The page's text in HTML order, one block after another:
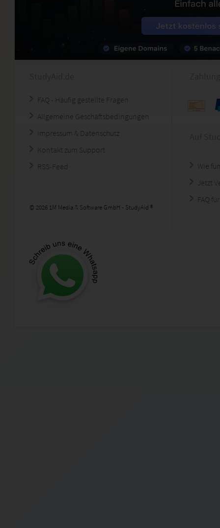
FAQ - Häufig gestellte Fragen
Allgemeine Geschäftsbedingungen
Impressum & Datenschutz
Kontakt zum Support
RSS-Feed
© 2026 1M Media & Software GmbH - StudyAid ®
Wie
Jetzt
FAQ